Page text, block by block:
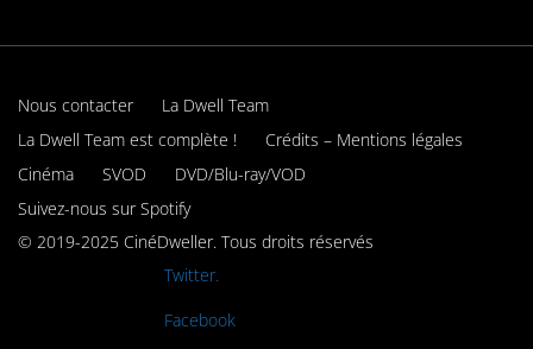
Nous contacter
La Dwell Team
La Dwell Team est complète !
Crédits – Mentions légales
Cinéma
SVOD
DVD/Blu-ray/VOD
Suivez-nous sur Spotify
© 2019-2025 CinéDweller. Tous droits réservés
Twitter.
Facebook